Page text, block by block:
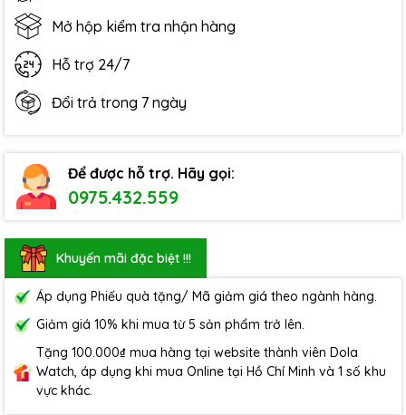
Mở hộp kiểm tra nhận hàng
Hỗ trợ 24/7
Đổi trả trong 7 ngày
Để được hỗ trợ. Hãy gọi:
0975.432.559
Khuyến mãi đặc biệt !!!
Áp dụng Phiếu quà tặng/ Mã giảm giá theo ngành hàng.
Giảm giá 10% khi mua từ 5 sản phẩm trở lên.
Tặng 100.000₫ mua hàng tại website thành viên Dola
Watch, áp dụng khi mua Online tại Hồ Chí Minh và 1 số khu
vực khác.